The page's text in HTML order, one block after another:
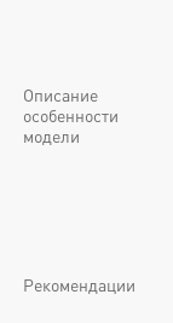
Описание
особенности
модели
Рекомендации